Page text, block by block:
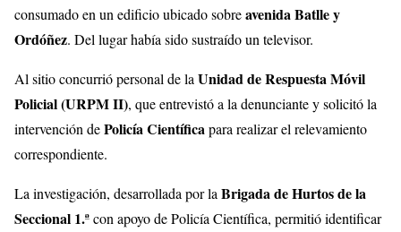
consumado en un edificio ubicado sobreavenida Batlle y
Ordóñez. Del lugar había sido sustraído un televisor.
Al sitio concurrió personal de la Unidad de Respuesta Móvil
Policial (URPM II), que entrevistó a la denunciante y solicitó la
intervención dePolicía Científicapara realizar el relevamiento
correspondiente.
La investigación, desarrollada por la Brigada de Hurtos de la
Seccional 1.ªcon apoyo de Policía Científica, permitió identificar